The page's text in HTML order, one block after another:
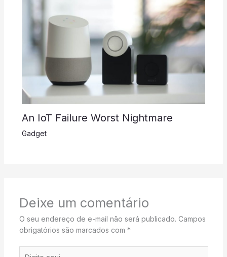
An IoT Failure Worst Nightmare
Gadget
Deixe um comentário
O seu endereço de e-mail não será publicado. Campos
obrigatórios são marcados com *